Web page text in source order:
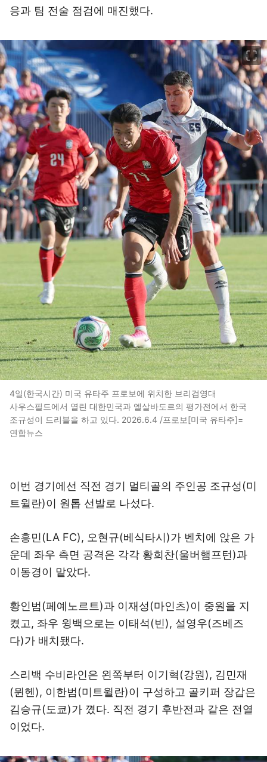
응과 팀 전술 점검에 매진했다.
4일(한국시간) 미국 유타주 프로보에 위치한 브리검영대
사우스필드에서 열린 대한민국과 엘살바도르의 평가전에서 한국
조규성이 드리블을 하고 있다. 2026.6.4 /프로보[미국 유타주]=
연합뉴스
이번 경기에선 직전 경기 멀티골의 주인공 조규성(미
트윌란)이 원톱 선발로 나섰다.
손흥민(LA FC), 오현규(베식타시)가 벤치에 앉은 가
운데 좌우 측면 공격은 각각 황희찬(울버햄프턴)과
이동경이 맡았다.
황인범(페예노르트)과 이재성(마인츠)이 중원을 지
켰고, 좌우 윙백으로는 이태석(빈), 설영우(즈베즈
다)가 배치됐다.
스리백 수비라인은 왼쪽부터 이기혁(강원), 김민재
(뮌헨), 이한범(미트윌란)이 구성하고 골키퍼 장갑은
김승규(도쿄)가 꼈다. 직전 경기 후반전과 같은 전열
이었다.